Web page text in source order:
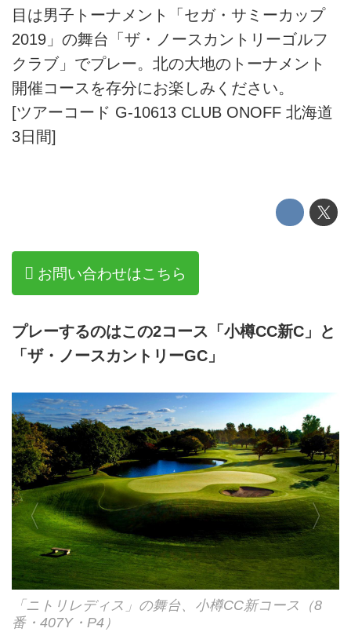
目は男子トーナメント「セガ・サミーカップ
2019」の舞台「ザ・ノースカントリーゴルフ
クラブ」でプレー。北の大地のトーナメント
開催コースを存分にお楽しみください。
[ツアーコード G-10613 CLUB ONOFF 北海道
3日間]
お問い合わせはこちら
プレーするのはこの2コース「小樽CC新C」と
「ザ・ノースカントリーGC」
「セガサミーカップ」の舞台、ザ・ノースカントリ
ーGC（18番・536Y・P5）